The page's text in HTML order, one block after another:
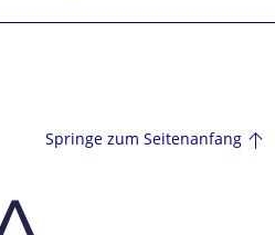
Springe zum Seitenanfang